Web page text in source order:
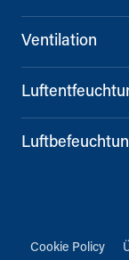
Ventilation
Cookie Policy